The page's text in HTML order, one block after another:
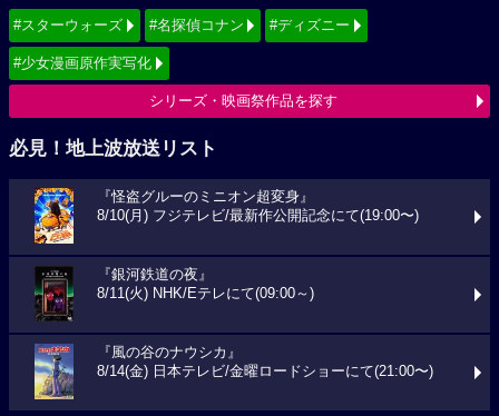
#スターウォーズ #名探偵コナン #ディズニー
#少女漫画原作実写化
シリーズ・映画祭作品を探す
必見！地上波放送リスト
『怪盗グルーのミニオン超変身』
8/10(月) フジテレビ/最新作公開記念にて(19:00〜)
『銀河鉄道の夜』
8/11(火) NHK/Eテレにて(09:00～)
『風の谷のナウシカ』
8/14(金) 日本テレビ/金曜ロードショーにて(21:00〜)